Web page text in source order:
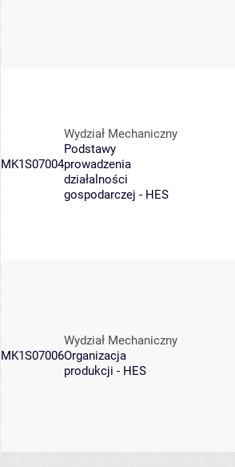
MK1S07004
Wydział Mechaniczny
Podstawy
prowadzenia
działalności
gospodarczej - HES
MK1S07006
Wydział Mechaniczny
Organizacja
produkcji - HES